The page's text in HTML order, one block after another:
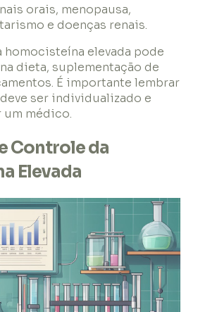
orais, menopausa,
e doenças renais.
homocisteína elevada pode
dieta, suplementação de
É importante lembrar
ser individualizado e
um médico.
Controle da
Elevada